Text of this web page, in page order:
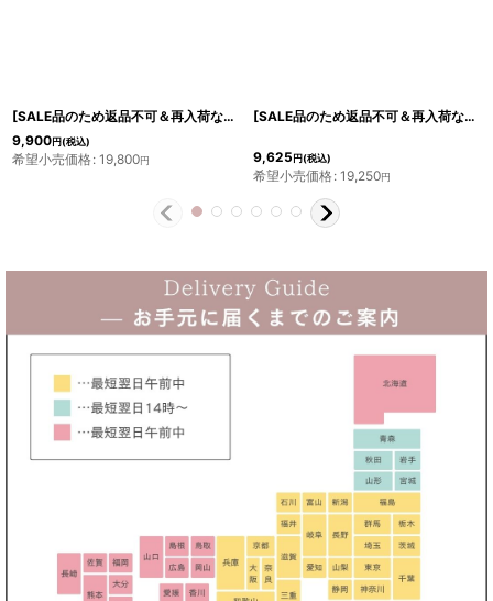
[SALE品のため返品不可＆再入荷なしの現品限り][ERUKEI][山崎みどり着用][姉ageha]胸元フリルレイヤード・花柄・シフォン・ビジュー・タイト・ミニドレス・ワンピース [送料無料]mlu
9,900円(税込)
希望小売価格: 19,800円
[SALE品のため返品不可＆再入荷なしの現品限り][ERUKEI][山崎みどり着用][姉ageha]お花型ビジュー・半袖・フレンチスリーブ・タイト・ミニドレス・ワンピース[送料無料] myrd
9,625円(税込)
希望小売価格: 19,250円